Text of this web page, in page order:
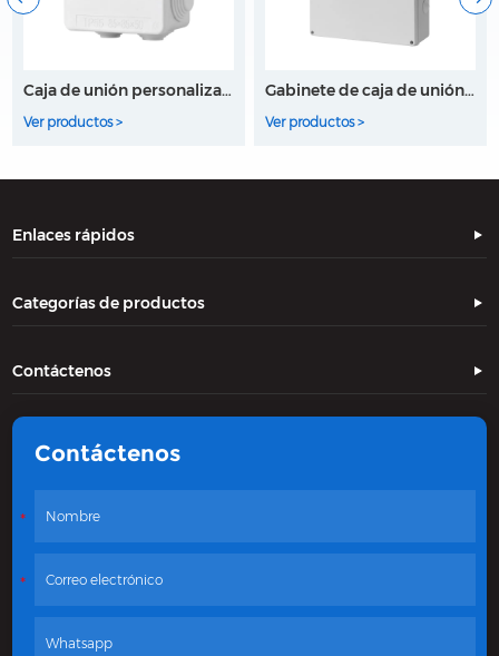
Gabinete de caja de unión impermeable
Ver productos >
Caja de plástico impermeable
Ver productos >
Enlaces rápidos
Categorías de productos
Contáctenos
Contáctenos